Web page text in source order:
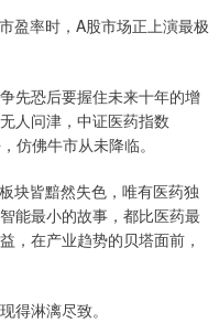
盈率时，A股市场正上演最极
先恐后要握住未来十年的增
人问津，中证医药指数
仿佛牛市从未降临。
块皆黯然失色，唯有医药独
能最小的故事，都比医药最
，在产业趋势的贝塔面前，
得淋漓尽致。